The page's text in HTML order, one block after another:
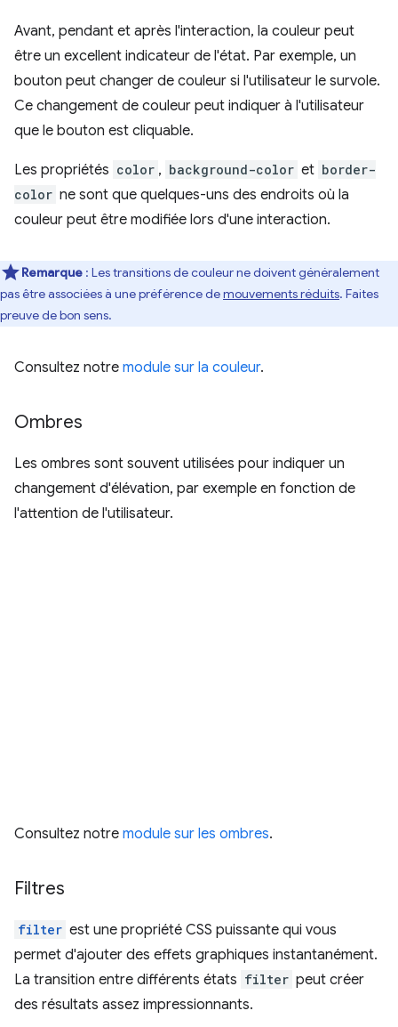
Avant, pendant et après l'interaction, la couleur peut
être un excellent indicateur de l'état. Par exemple, un
bouton peut changer de couleur si l'utilisateur le survole.
Ce changement de couleur peut indiquer à l'utilisateur
que le bouton est cliquable.
Les propriétés color , background-color et border-
color ne sont que quelques-uns des endroits où la
couleur peut être modifiée lors d'une interaction.
Remarque : Les transitions de couleur ne doivent généralement
pas être associées à une préférence demouvements réduits. Faites
preuve de bon sens.
Consultez notre module sur la couleur.
Ombres
Les ombres sont souvent utilisées pour indiquer un
changement d'élévation, par exemple en fonction de
l'attention de l'utilisateur.
Consultez notre module sur les ombres.
Filtres
filter est une propriété CSS puissante qui vous
permet d'ajouter des effets graphiques instantanément.
La transition entre différents états filter peut créer
des résultats assez impressionnants.